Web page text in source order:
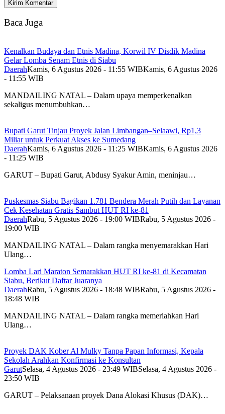
Baca Juga
Kenalkan Budaya dan Etnis Madina, Korwil IV Disdik Madina
Gelar Lomba Senam Etnis di Siabu
DaerahKamis, 6 Agustus 2026 - 11:55 WIBKamis, 6 Agustus 2026
- 11:55 WIB
MANDAILING NATAL – Dalam upaya memperkenalkan
sekaligus menumbuhkan…
Bupati Garut Tinjau Proyek Jalan Limbangan–Selaawi, Rp1,3
Miliar untuk Perkuat Akses ke Sumedang
DaerahKamis, 6 Agustus 2026 - 11:25 WIBKamis, 6 Agustus 2026
- 11:25 WIB
GARUT – Bupati Garut, Abdusy Syakur Amin, meninjau…
Puskesmas Siabu Bagikan 1.781 Bendera Merah Putih dan Layanan
Cek Kesehatan Gratis Sambut HUT RI ke-81
DaerahRabu, 5 Agustus 2026 - 19:00 WIBRabu, 5 Agustus 2026 -
19:00 WIB
MANDAILING NATAL – Dalam rangka menyemarakkan Hari
Ulang…
Lomba Lari Maraton Semarakkan HUT RI ke-81 di Kecamatan
Siabu, Berikut Daftar Juaranya
DaerahRabu, 5 Agustus 2026 - 18:48 WIBRabu, 5 Agustus 2026 -
18:48 WIB
MANDAILING NATAL – Dalam rangka memeriahkan Hari
Ulang…
Proyek DAK Kober Al Mulky Tanpa Papan Informasi, Kepala
Sekolah Arahkan Konfirmasi ke Konsultan
GarutSelasa, 4 Agustus 2026 - 23:49 WIBSelasa, 4 Agustus 2026 -
23:50 WIB
GARUT – Pelaksanaan proyek Dana Alokasi Khusus (DAK)…